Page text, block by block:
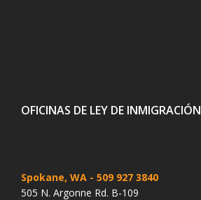
OFICINAS DE LEY DE INMIGRACIÓN
Spokane, WA - 509 927 3840
505 N. Argonne Rd. B-109